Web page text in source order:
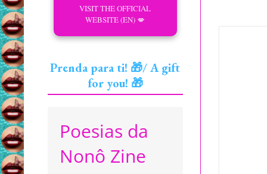
VISIT THE OFFICIAL
WEBSITE (EN) 💋
Prenda para ti! 🎁/ A gift
for you! 🎁
Poesias da
Nonô Zine